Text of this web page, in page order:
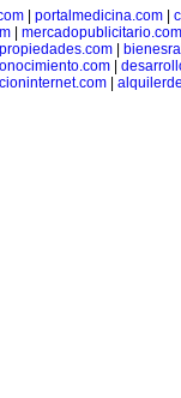
portalmedicina.com
| mercadopublicitario.com
|
|